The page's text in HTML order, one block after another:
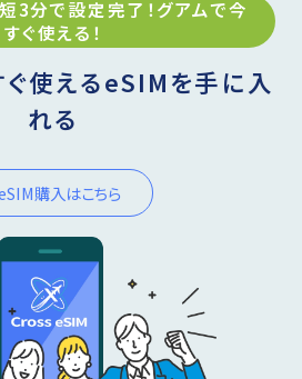
3分で設定完了！グアムで今
すぐ使える！
使えるeSIMを手に入
れる
購入はこちら